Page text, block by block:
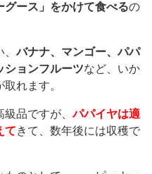
ース」をかけて食べるの
、バナナ、マンゴー、パパ
ションフルーツなど、いか
れます。
級品ですが、パパイヤは適
てきて、数年後には収穫で